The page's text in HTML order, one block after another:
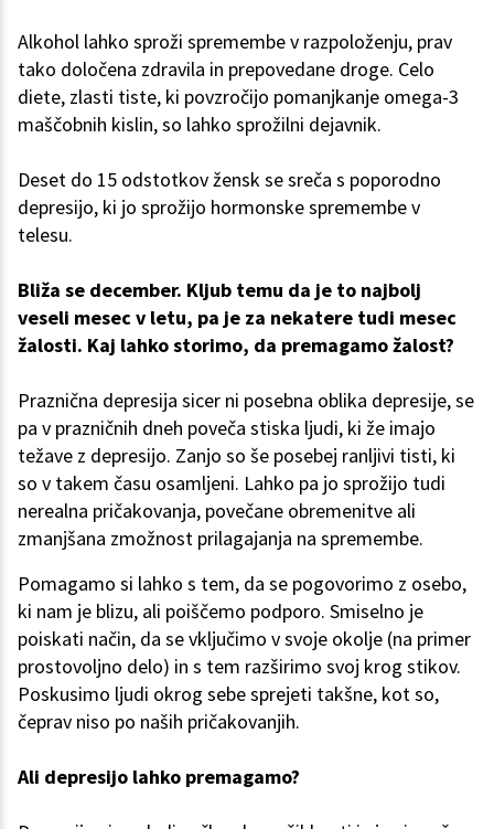
Alkohol lahko sproži spremembe v razpoloženju, prav
tako določena zdravila in prepovedane droge. Celo
diete, zlasti tiste, ki povzročijo pomanjkanje omega-3
maščobnih kislin, so lahko sprožilni dejavnik.
Deset do 15 odstotkov žensk se sreča s poporodno
depresijo, ki jo sprožijo hormonske spremembe v
telesu.
Bliža se december. Kljub temu da je to najbolj
veseli mesec v letu, pa je za nekatere tudi mesec
žalosti. Kaj lahko storimo, da premagamo žalost?
Praznična depresija sicer ni posebna oblika depresije, se
pa v prazničnih dneh poveča stiska ljudi, ki že imajo
težave z depresijo. Zanjo so še posebej ranljivi tisti, ki
so v takem času osamljeni. Lahko pa jo sprožijo tudi
nerealna pričakovanja, povečane obremenitve ali
zmanjšana zmožnost prilagajanja na spremembe.
Pomagamo si lahko s tem, da se pogovorimo z osebo,
ki nam je blizu, ali poiščemo podporo. Smiselno je
poiskati način, da se vključimo v svoje okolje (na primer
prostovoljno delo) in s tem razširimo svoj krog stikov.
Poskusimo ljudi okrog sebe sprejeti takšne, kot so,
čeprav niso po naših pričakovanjih.
Ali depresijo lahko premagamo?